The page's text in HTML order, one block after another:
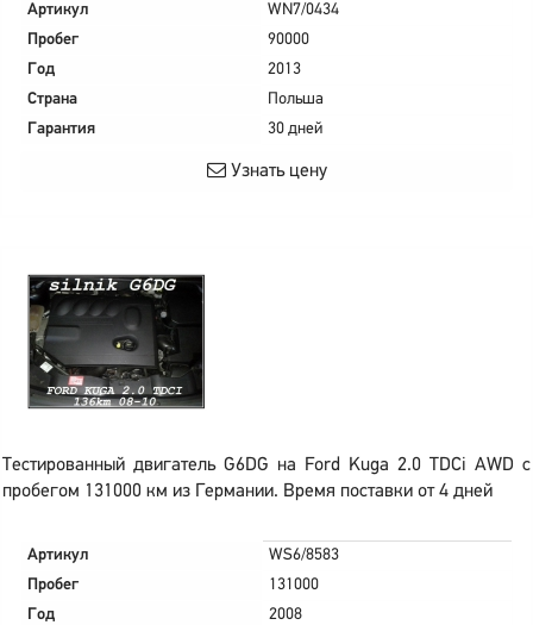
Артикул
WN7/0434
Пробег
90000
Год
2013
Страна
Польша
Гарантия
30 дней
Узнать цену
Тестированный двигатель G6DG на Ford Kuga 2.0 TDCi AWD с
пробегом 131000 км из Германии. Время поставки от 4 дней
Артикул
WS6/8583
Пробег
131000
Год
2008